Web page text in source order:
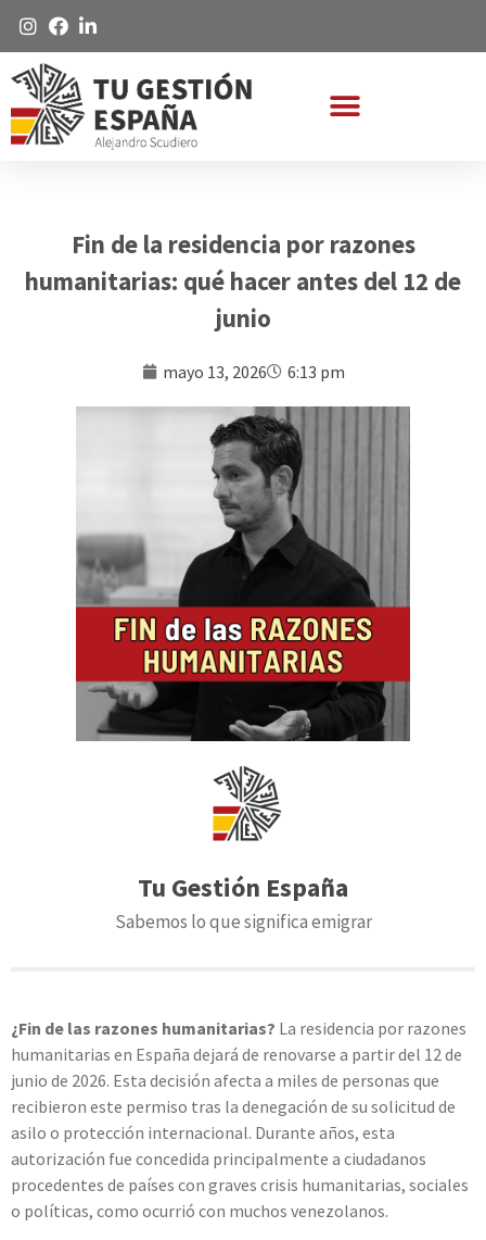
Fin de la residencia por razones
humanitarias: qué hacer antes del 12 de
junio
mayo 13, 2026 6:13 pm
Tu Gestión España
Sabemos lo que significa emigrar
¿Fin de las razones humanitarias? La residencia por razones
humanitarias en España dejará de renovarse a partir del 12 de
junio de 2026. Esta decisión afecta a miles de personas que
recibieron este permiso tras la denegación de su solicitud de
asilo o protección internacional. Durante años, esta
autorización fue concedida principalmente a ciudadanos
procedentes de países con graves crisis humanitarias, sociales
o políticas, como ocurrió con muchos venezolanos.